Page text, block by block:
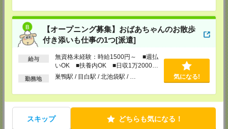
【オープニング募集】おばあちゃんのお散歩
付き添いも仕事の1つ[派遣]
給与
無資格未経験：時給1500円～ ■週払
いOK ■扶養内OK ■日収1万2000円
以上
勤務地 巣鴨駅 / 目白駅 / 北池袋駅 / … 気になる!
スキップ どちらも気になる！
MAIL：tenshoku@nikken-ts.jp
担当：採用担当
メディカルケア事業部 町田オフィス
東京都町田市森野1-7-23 大樹生命町田ビル6F
TEL：0120-453-285
tenshoku@nikken-ts.jp
担当：採用担当
メディカルケア事業部 横浜オフィス
神奈川県横浜市保土ケ谷区神戸町134 横浜ビジネスパークサウスタワー
2F B区画
TEL：0120-901-799